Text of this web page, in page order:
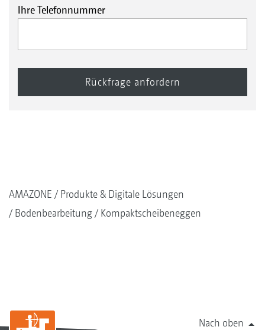
Ihre Telefonnummer
AMAZONE
Produkte & Digitale Lösungen
Bodenbearbeitung
Kompaktscheibeneggen
Nach oben